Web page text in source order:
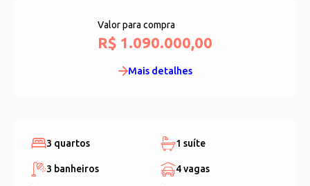
Valor para compra
R$ 1.090.000,00
Mais detalhes
3 quartos 1 suíte
3 banheiros 4 vagas